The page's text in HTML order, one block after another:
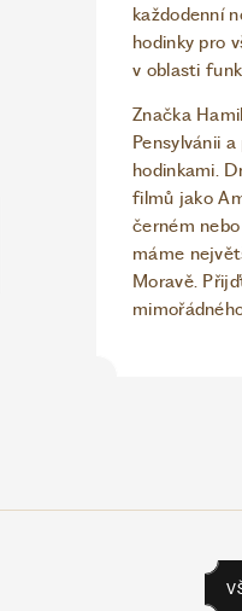
každodenní
hodinky pro
v oblasti
Značka
Pensylvánii
hodinkami.
filmů jako
černém
máme
Moravě.